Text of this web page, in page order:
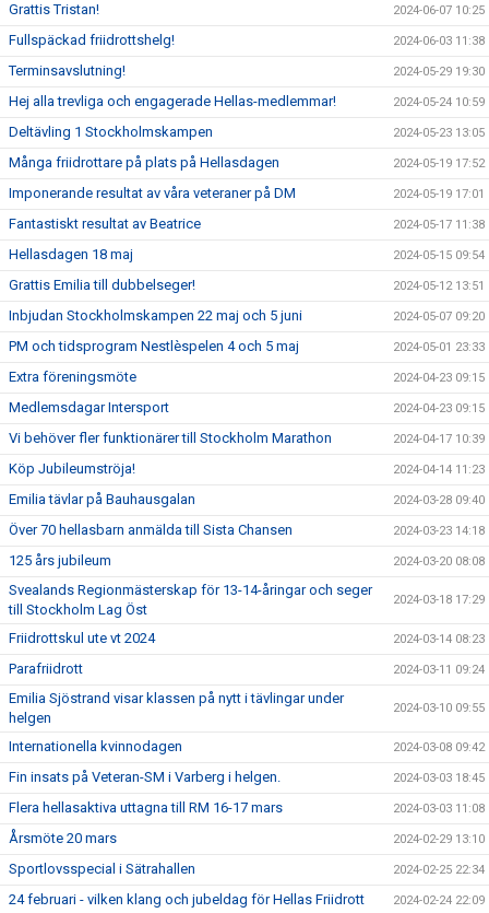
Grattis Tristan! 2024-06-07 10:25
Fullspäckad friidrottshelg! 2024-06-03 11:38
Terminsavslutning! 2024-05-29 19:30
Hej alla trevliga och engagerade Hellas-medlemmar! 2024-05-24 10:59
Deltävling 1 Stockholmskampen 2024-05-23 13:05
Många friidrottare på plats på Hellasdagen 2024-05-19 17:52
Imponerande resultat av våra veteraner på DM 2024-05-19 17:01
Fantastiskt resultat av Beatrice 2024-05-17 11:38
Hellasdagen 18 maj 2024-05-15 09:54
Grattis Emilia till dubbelseger! 2024-05-12 13:51
Inbjudan Stockholmskampen 22 maj och 5 juni 2024-05-07 09:20
PM och tidsprogram Nestlèspelen 4 och 5 maj 2024-05-01 23:33
Extra föreningsmöte 2024-04-23 09:15
Medlemsdagar Intersport 2024-04-23 09:15
Vi behöver fler funktionärer till Stockholm Marathon 2024-04-17 10:39
Köp Jubileumströja! 2024-04-14 11:23
Emilia tävlar på Bauhausgalan 2024-03-28 09:40
Över 70 hellasbarn anmälda till Sista Chansen 2024-03-23 14:18
125 års jubileum 2024-03-20 08:08
Svealands Regionmästerskap för 13-14-åringar och seger
till Stockholm Lag Öst
2024-03-18 17:29
Friidrottskul ute vt 2024 2024-03-14 08:23
Parafriidrott 2024-03-11 09:24
Emilia Sjöstrand visar klassen på nytt i tävlingar under
helgen
2024-03-10 09:55
Internationella kvinnodagen 2024-03-08 09:42
Fin insats på Veteran-SM i Varberg i helgen. 2024-03-03 18:45
Flera hellasaktiva uttagna till RM 16-17 mars 2024-03-03 11:08
Årsmöte 20 mars 2024-02-29 13:10
Sportlovsspecial i Sätrahallen 2024-02-25 22:34
24 februari - vilken klang och jubeldag för Hellas Friidrott 2024-02-24 22:09